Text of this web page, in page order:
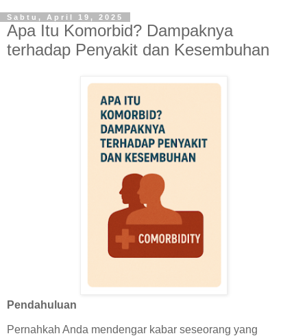
Sabtu, April 19, 2025
Apa Itu Komorbid? Dampaknya
terhadap Penyakit dan Kesembuhan
Pendahuluan
Pernahkah Anda mendengar kabar seseorang yang